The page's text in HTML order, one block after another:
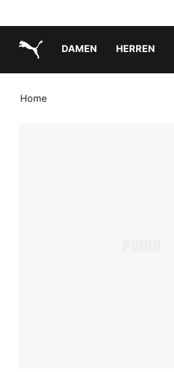
DAMEN HERREN
Home